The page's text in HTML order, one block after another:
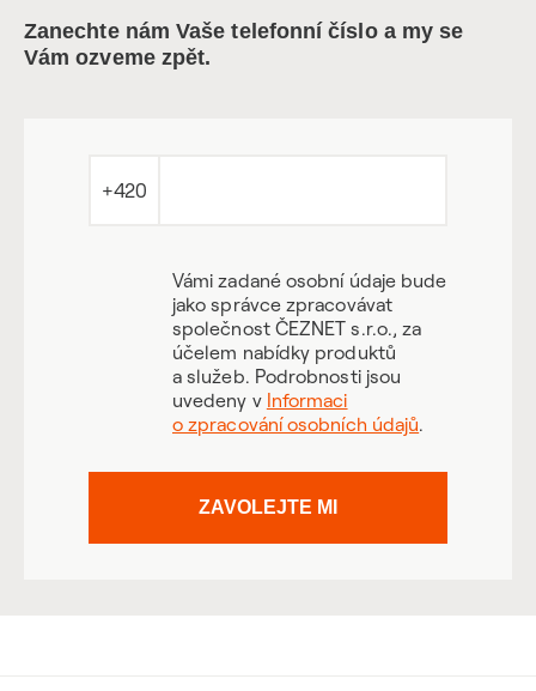
Zanechte nám Vaše telefonní číslo a my se
Vám ozveme zpět.
+420
Vámi zadané osobní údaje bude
jako správce zpracovávat
společnost ČEZNET s.r.o., za
účelem nabídky produktů
a služeb. Podrobnosti jsou
uvedeny v Informaci
o zpracování osobních údajů.
ZAVOLEJTE MI